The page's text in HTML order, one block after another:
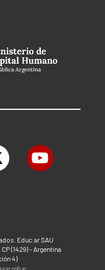
Educ.ar SAU
(1429) - Argentina
4)